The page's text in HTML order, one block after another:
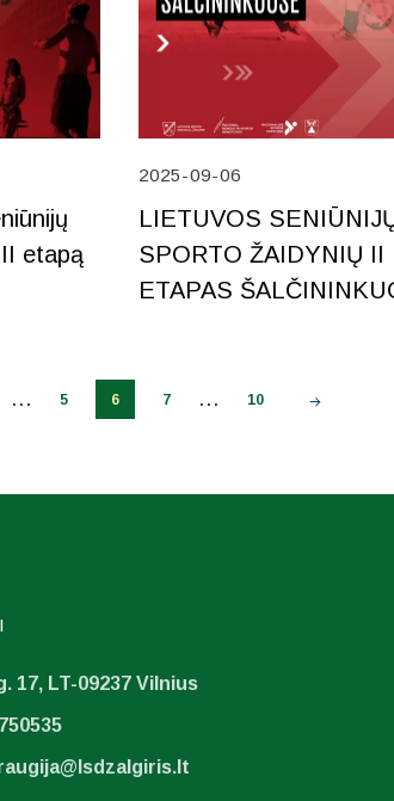
etapą
2025-09-06
LIETUVOS
SPORTO ŽAIDYNIŲ II
ETAPAS
... 5 6 7 ... 10
17, LT-09237 Vilnius